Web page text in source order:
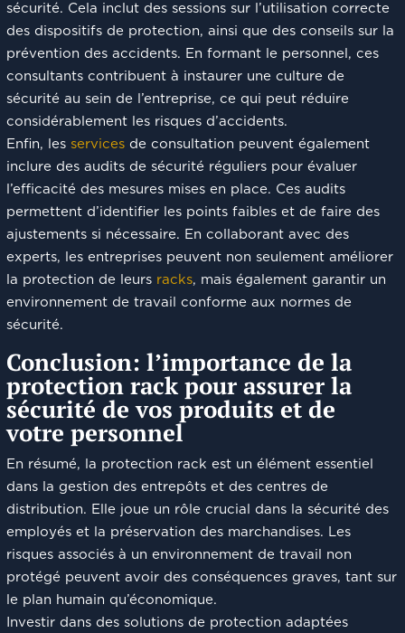
sécurité. Cela inclut des sessions sur l’utilisation correcte
des dispositifs de protection, ainsi que des conseils sur la
prévention des accidents. En formant le personnel, ces
consultants contribuent à instaurer une culture de
sécurité au sein de l’entreprise, ce qui peut réduire
considérablement les risques d’accidents.
Enfin, les servicesde consultation peuvent également
inclure des audits de sécurité réguliers pour évaluer
l’efficacité des mesures mises en place. Ces audits
permettent d’identifier les points faibles et de faire des
ajustements si nécessaire. En collaborant avec des
experts, les entreprises peuvent non seulement améliorer
la protection de leurs racks, mais également garantir un
environnement de travail conforme aux normes de
sécurité.
Conclusion: l’importance de la
protection rack pour assurer la
sécurité de vos produits et de
votre personnel
En résumé, la protection rack est un élément essentiel
dans la gestion des entrepôts et des centres de
distribution. Elle joue un rôle crucial dans la sécurité des
employés et la préservation des marchandises. Les
risques associés à un environnement de travail non
protégé peuvent avoir des conséquences graves, tant sur
le plan humain qu’économique.
Investir dans des solutions de protection adaptées